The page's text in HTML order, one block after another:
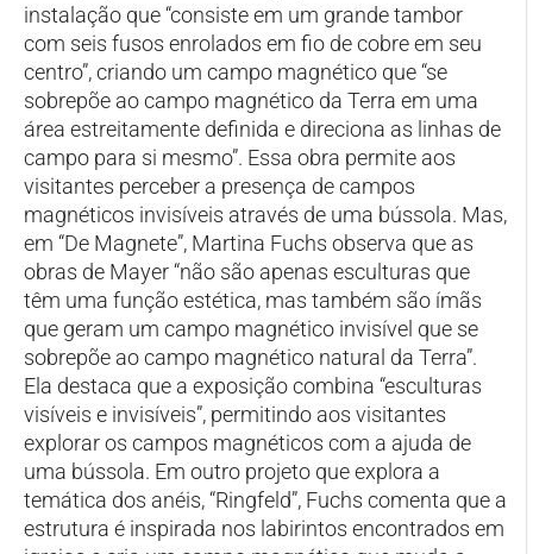
instalação que “consiste em um grande tambor
com seis fusos enrolados em fio de cobre em seu
centro”, criando um campo magnético que “se
sobrepõe ao campo magnético da Terra em uma
área estreitamente definida e direciona as linhas de
campo para si mesmo”. Essa obra permite aos
visitantes perceber a presença de campos
magnéticos invisíveis através de uma bússola. Mas,
em “De Magnete”, Martina Fuchs observa que as
obras de Mayer “não são apenas esculturas que
têm uma função estética, mas também são ímãs
que geram um campo magnético invisível que se
sobrepõe ao campo magnético natural da Terra”.
Ela destaca que a exposição combina “esculturas
visíveis e invisíveis”, permitindo aos visitantes
explorar os campos magnéticos com a ajuda de
uma bússola. Em outro projeto que explora a
temática dos anéis, “Ringfeld”, Fuchs comenta que a
estrutura é inspirada nos labirintos encontrados em